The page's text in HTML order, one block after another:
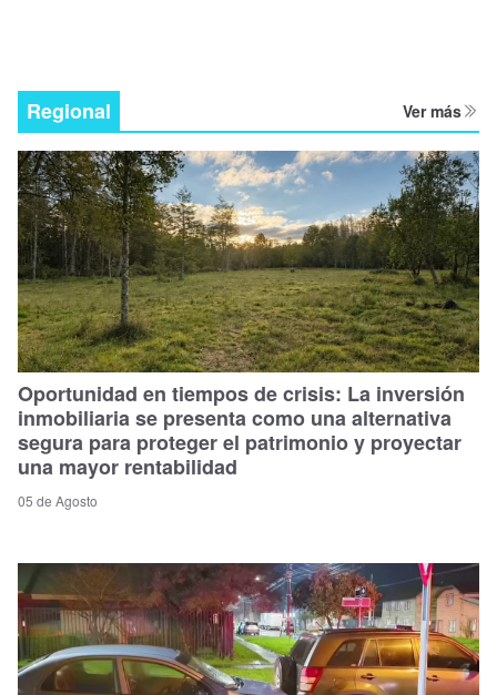
Regional Ver más
Oportunidad en tiempos de crisis: La inversión
inmobiliaria se presenta como una alternativa
segura para proteger el patrimonio y proyectar
una mayor rentabilidad
05 de Agosto